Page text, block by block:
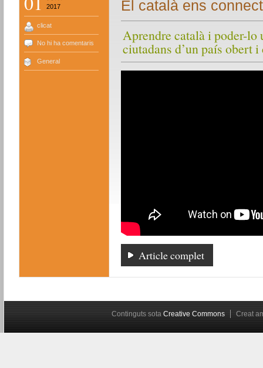
2017
clicat
No hi ha comentaris
General
El català ens
Aprendre català i poder-
ciutadans d’un país obert
Article complet
Continguts sota Creative Commons Creat